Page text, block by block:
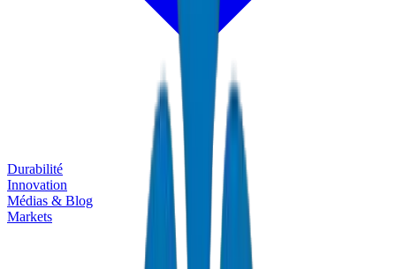
Durabilité
Innovation
Médias & Blog
Markets